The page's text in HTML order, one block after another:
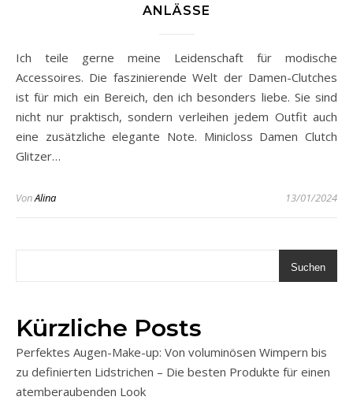
ANLÄSSE
Ich teile gerne meine Leidenschaft für modische
Accessoires. Die faszinierende Welt der Damen-Clutches
ist für mich ein Bereich, den ich besonders liebe. Sie sind
nicht nur praktisch, sondern verleihen jedem Outfit auch
eine zusätzliche elegante Note. Minicloss Damen Clutch
Glitzer…
VonAlina 13/01/2024
Suchen
Kürzliche Posts
Perfektes Augen-Make-up: Von voluminösen Wimpern bis
zu definierten Lidstrichen – Die besten Produkte für einen
atemberaubenden Look